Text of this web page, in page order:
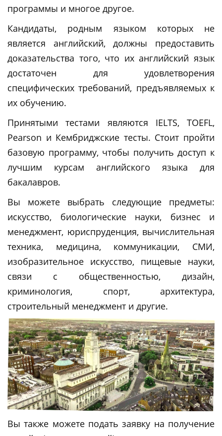
программы и многое другое.
Кандидаты, родным языком которых не
является английский, должны предоставить
доказательства того, что их английский язык
достаточен для удовлетворения
специфических требований, предъявляемых к
их обучению.
Принятыми тестами являются IELTS, TOEFL,
Pearson и Кембриджские тесты. Стоит пройти
базовую программу, чтобы получить доступ к
лучшим курсам английского языка для
бакалавров.
Вы можете выбрать следующие предметы:
искусство, биологические науки, бизнес и
менеджмент, юриспруденция, вычислительная
техника, медицина, коммуникации, СМИ,
изобразительное искусство, пищевые науки,
связи с общественностью, дизайн,
криминология, спорт, архитектура,
строительный менеджмент и другие.
Вы также можете подать заявку на получение